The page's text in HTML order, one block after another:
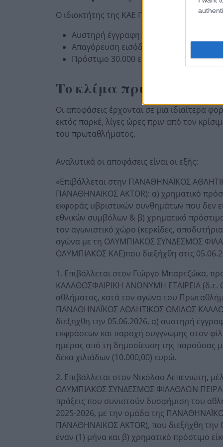
Ο ιδιοκτήτης της ΚΑΕ Παναθηναϊκός
Αυστηρή έγγραφη επίπληξη
Απαγόρευση εισόδου στα γήπεδα για
Πρόστιμο 30.000 ευρώ
Το κλίμα πριν το Game 3
Οι αποφάσεις έρχονται σε μια ιδιαίτερα
εκτός παρκέ, λίγες ώρες πριν από τον
του πρωταθλήματος.
Αναλυτικά οι αποφάσεις είναι οι εξής:
«Επιβάλλεται στην ΠΑΝΑΘΗΝΑΪΚΟΣ
ΠΑΝΑΘΗΝΑΙΚΟΣ AKTOR): α) χρηματικό
εκφοράς υβριστικών συνθημάτων που δεν
εθνικών συμβόλων & β) χρηματικό
τον αγωνιστικό χώρο (κερκίδες,
αγώνα με τη ΟΛΥΜΠΙΑΚΟΣ ΣΥΝΔΕΣΜΟΣ
ΟΛΥΜΠΙΑΚΟΣ ΚΑΕ)που διεξήχθη στις
1. Επιβάλλεται στον Γιώργο Μπαρτζώκα,
ΚΑΛΑΘΟΣΦΑΙΡΙΚΗ ΑΝΩΝΥΜΗ ΕΤΑΙΡΕΙΑ (δ.τ.
αθλήματος, κατά τον αγώνα του
ΠΑΝΑΘΗΝΑΪΚΟΣ ΑΘΛΗΤΙΚΟΣ ΟΜΙΛΟΣ
διεξήχθη την 05.06.2026, α) αυστηρή
εκφράσεων και παροχή συγγνώμης στον
ημέρας από τη δημοσίευση της παρούσας
δέκα χιλιάδων (10.000,00) ευρώ.
2. Επιβάλλεται στον Νικόλαο Λεπενιώτη,
ΟΛΥΜΠΙΑΚΟΣ ΣΥΝΔΕΣΜΟΣ ΦΙΛΑΘΛΩΝ
πράξεις που συνιστούν δυσφήμιση του
2025-2026, με την ομάδα της
ΠΑΝΑΘΗΝΑΙΚΟΣ AKTOR), που διεξήχθη την
έναν (1) μήνα και β) χρηματικό πρόστιμο